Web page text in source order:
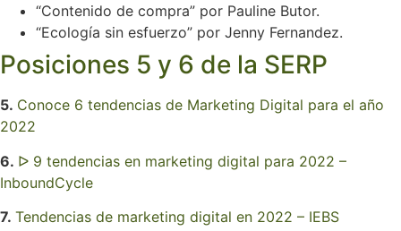
“Contenido de compra” por Pauline Butor.
“Ecología sin esfuerzo” por Jenny Fernandez.
Posiciones 5 y 6 de la SERP
5. Conoce 6 tendencias de Marketing Digital para el año
2022
6. ᐅ 9 tendencias en marketing digital para 2022 –
InboundCycle
7. Tendencias de marketing digital en 2022 – IEBS